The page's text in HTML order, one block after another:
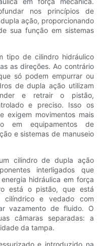
nos princípios de
ação, proporcionando
sua função em sistemas
tipo de cilindro hidráulico
as direções. Ao contrário
só podem empurrar ou
de dupla ação utilizam
e retrair o pistão,
e preciso. Isso os
exigem movimentos mais
em equipamentos de
e sistemas de manuseio
cilindro de dupla ação
interligados que
hidráulica em força
está o pistão, que está
e vedado com
vazamento de fluido. O
câmaras separadas: a
da tampa.